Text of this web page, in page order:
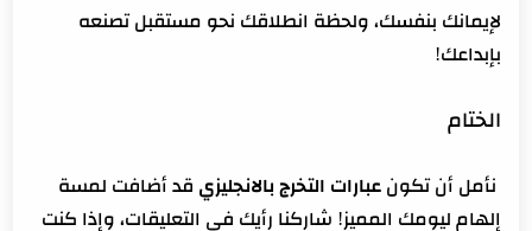
لإيمانك بنفسك، ولحظة انطلاقك نحو مستقبل تصنعه
بإبداعك!
الختام
نأمل أن تكونعبارات التخرج بالانجليزي قد أضافت لمسة
إلهام ليومك المميز! شاركنا رأيك في التعليقات، وإذا كنت